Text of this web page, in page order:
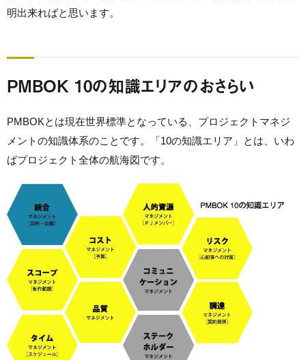
明出来ればと思います。
PMBOK 10の知識エリアのおさらい
PMBOKとは現在世界標準となっている、プロジェクトマネジ
メントの知識体系のことです。「10の知識エリア」とは、いわ
ばプロジェクト全体の航海図です。